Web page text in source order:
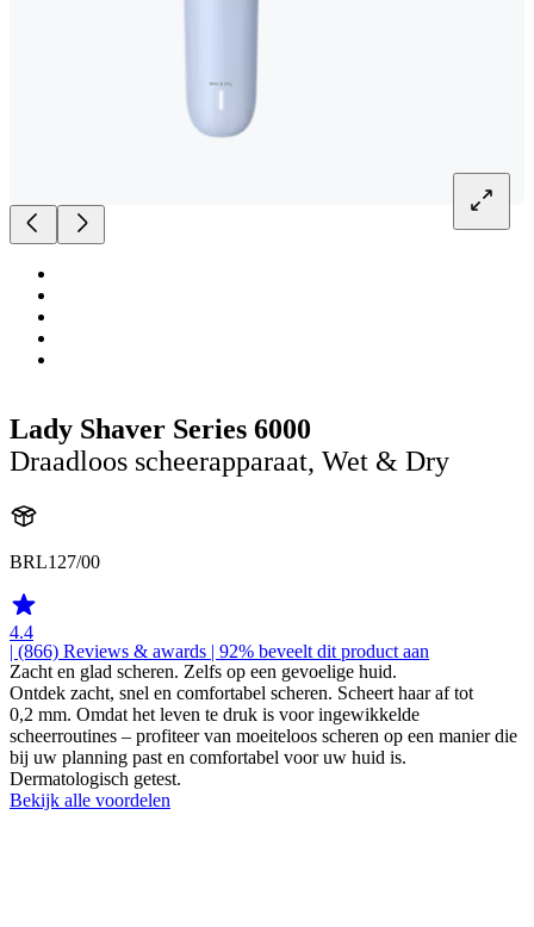
Lady Shaver Series 6000
Draadloos scheerapparaat, Wet & Dry
BRL127/00
4.4
| (866) Reviews & awards | 92% beveelt dit product aan
Zacht en glad scheren. Zelfs op een gevoelige huid.
Ontdek zacht, snel en comfortabel scheren. Scheert haar af tot
0,2 mm. Omdat het leven te druk is voor ingewikkelde
scheerroutines – profiteer van moeiteloos scheren op een manier die
bij uw planning past en comfortabel voor uw huid is.
Dermatologisch getest.
Bekijk alle voordelen